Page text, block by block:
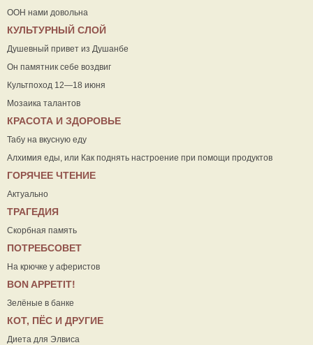
ООН нами довольна
КУЛЬТУРНЫЙ СЛОЙ
Душевный привет из Душанбе
Он памятник себе воздвиг
Культпоход 12—18 июня
Мозаика талантов
КРАСОТА И ЗДОРОВЬЕ
Табу на вкусную еду
Алхимия еды, или Как поднять настроение при помощи продуктов
ГОРЯЧЕЕ ЧТЕНИЕ
Актуально
ТРАГЕДИЯ
Скорбная память
ПОТРЕБСОВЕТ
На крючке у аферистов
ВON APPETIT!
Зелёные в банке
КОТ, ПЁС И ДРУГИЕ
Диета для Элвиса